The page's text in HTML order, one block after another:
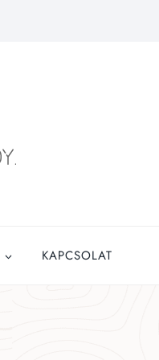
KAPCSOLAT